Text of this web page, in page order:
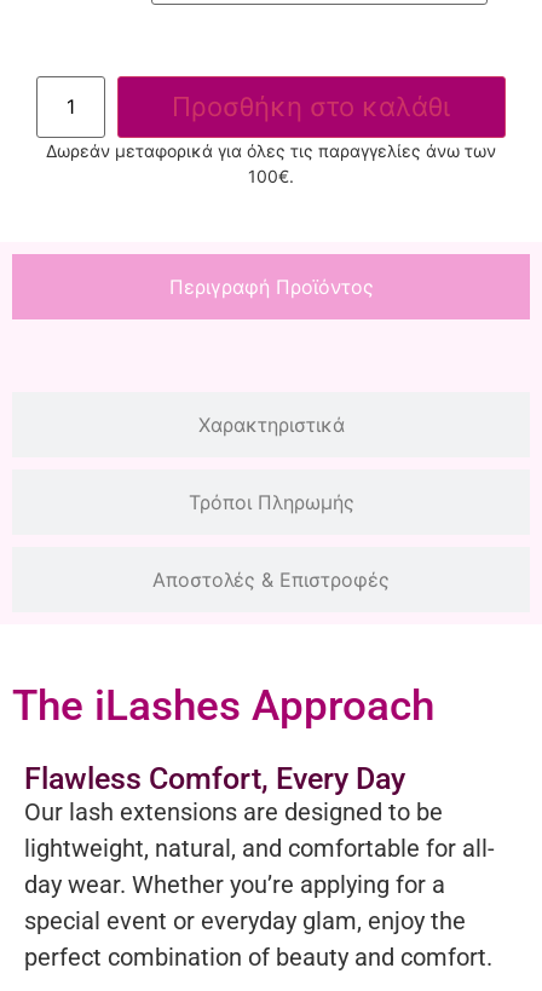
Προσθήκη στο καλάθι
Δωρεάν μεταφορικά για όλες τις παραγγελίες άνω των
100€.
Περιγραφή Προϊόντος
Χαρακτηριστικά
Τρόποι Πληρωμής
Αποστολές & Επιστροφές
The iLashes Approach
Flawless Comfort, Every Day
Our lash extensions are designed to be
lightweight, natural, and comfortable for all-
day wear. Whether you’re applying for a
special event or everyday glam, enjoy the
perfect combination of beauty and comfort.